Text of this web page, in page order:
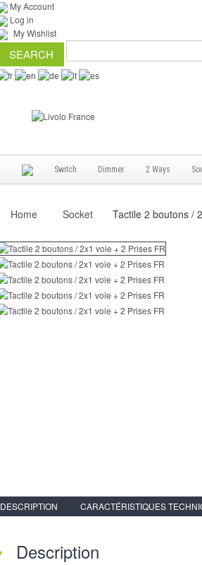
My Account
Log in
My Wishlist
Switch Dimmer 2 Ways
Home Socket Tactile 2 boutons /
DESCRIPTION CARACTÉRISTIQUES
Description